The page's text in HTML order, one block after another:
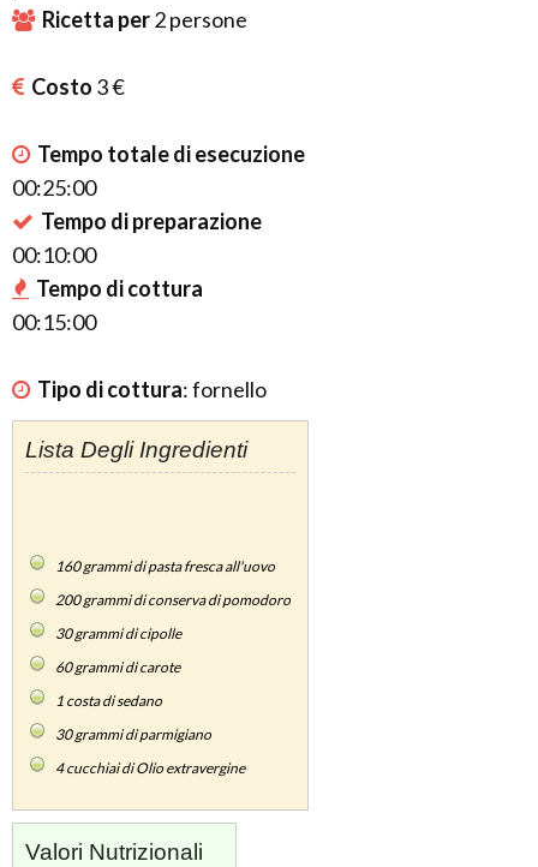
Ricetta per2persone
Costo 3 €
Tempo totale di esecuzione
00:25:00
Tempo di preparazione
00:10:00
Tempo di cottura
00:15:00
Tipo di cottura:fornello
Lista Degli Ingredienti
160grammi di pasta fresca all'uovo
200grammi di conserva di pomodoro
30grammi di cipolle
60grammi di carote
1 costa di sedano
30grammi di parmigiano
4cucchiai di Olio extravergine
Valori Nutrizionali